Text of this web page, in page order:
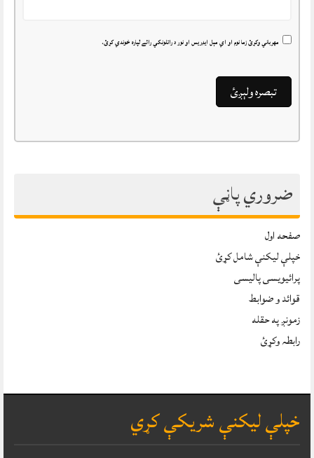
مهرباني وکړئ زما نوم او اي مېل ايډريس او نور د راتلونکي رائے لپاره خوندي کړئ.
ضروري پاڼې
صفحه اول
خپلې ليکنې شامل کړئ
پرائیویسی پالیسی
قوائد و ضوابط
زمونږ په حقله
رابطہ وکړئ
خپلې ليکنې شريکې کړي